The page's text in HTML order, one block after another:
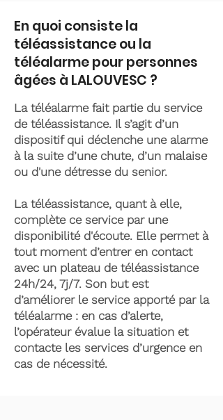
En quoi consiste la
téléassistance ou la
téléalarme pour personnes
âgées à LALOUVESC ?
La téléalarme fait partie du service
de téléassistance. Il s’agit d’un
dispositif qui déclenche une alarme
à la suite d’une chute, d’un malaise
ou d'une détresse du senior.
La téléassistance, quant à elle,
complète ce service par une
disponibilité d'écoute. Elle permet à
tout moment d’entrer en contact
avec un plateau de téléassistance
24h/24, 7j/7. Son but est
d’améliorer le service apporté par la
téléalarme : en cas d’alerte,
l’opérateur évalue la situation et
contacte les services d’urgence en
cas de nécessité.